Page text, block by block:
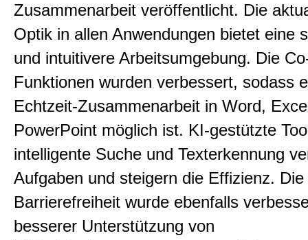
Zusammenarbeit veröffentlicht. Die
Optik in allen Anwendungen bietet eine
und intuitivere Arbeitsumgebung. Die
Funktionen wurden verbessert, sodass
Echtzeit-Zusammenarbeit in Word,
PowerPoint möglich ist. KI-gestützte
intelligente Suche und Texterkennung
Aufgaben und steigern die Effizienz. Die
Barrierefreiheit wurde ebenfalls
besserer Unterstützung von